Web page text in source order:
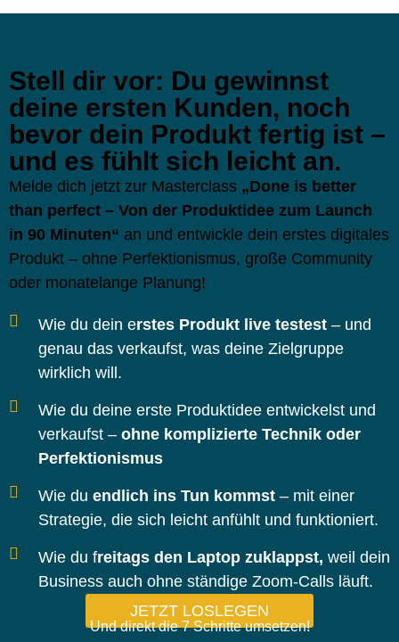
Stell dir vor: Du gewinnst
deine ersten Kunden, noch
bevor dein Produkt fertig ist –
und es fühlt sich leicht an.
Melde dich jetzt zur Masterclass „Done is better
than perfect – Von der Produktidee zum Launch
in 90 Minuten“ an und entwickle dein erstes digitales
Produkt – ohne Perfektionismus, große Community
oder monatelange Planung!
Wie du dein erstes Produkt live testest – und
genau das verkaufst, was deine Zielgruppe
wirklich will.
Wie du deine erste Produktidee entwickelst und
verkaufst – ohne komplizierte Technik oder
Perfektionismus
Wie du endlich ins Tun kommst – mit einer
Strategie, die sich leicht anfühlt und funktioniert.
Wie du freitags den Laptop zuklappst, weil dein
Business auch ohne ständige Zoom-Calls läuft.
JETZT LOSLEGEN
Und direkt die 7 Schritte umsetzen!